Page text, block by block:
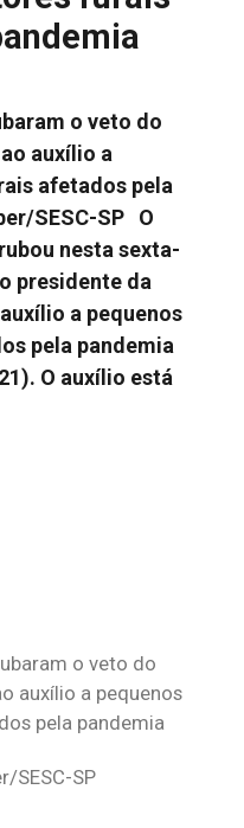
o veto do
auxílio a
afetados pela
SESC-SP O
nesta sexta-
presidente da
a pequenos
pela pandemia
O auxílio está
o veto do
auxílio a pequenos
pela pandemia
SESC-SP